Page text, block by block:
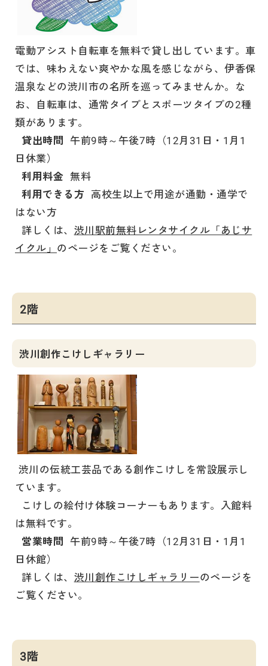
電動アシスト自転車を無料で貸し出しています。車
では、味わえない爽やかな風を感じながら、伊香保
温泉などの渋川市の名所を巡ってみませんか。な
お、自転車は、通常タイプとスポーツタイプの2種
類があります。
貸出時間午前9時～午後7時（12月31日・1月1
日休業）
利用料金無料
利用できる方 高校生以上で用途が通勤・通学で
はない方
詳しくは、 渋川駅前無料レンタサイクル「あじサ
イクル」 のページをご覧ください。
2階
渋川創作こけしギャラリー
渋川の伝統工芸品である創作こけしを常設展示し
ています。
こけしの絵付け体験コーナーもあります。入館料
は無料です。
営業時間午前9時～午後7時（12月31日・1月1
日休館）
詳しくは、 渋川創作こけしギャラリーのページを
ご覧ください。
3階